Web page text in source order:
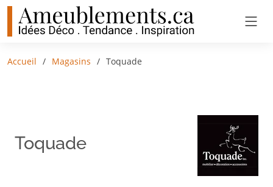
Accueil Magasins Toquade
Toquade